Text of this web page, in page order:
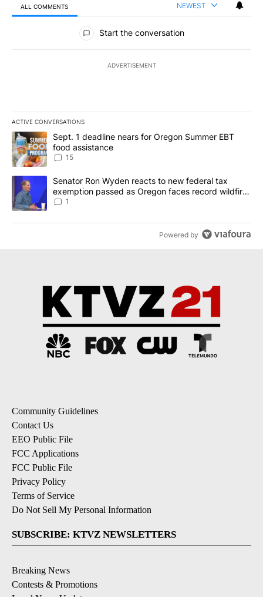
ALL COMMENTS NEWEST
All Comments
Start the conversation
ADVERTISEMENT
ACTIVE CONVERSATIONS
The following is a list of the most commented articles in the last
A trending article titled "Sept. 1 deadline nears for Oregon
Sept. 1 deadline nears for Oregon Summer EBT
food assistance
15
A trending article titled "Senator Ron Wyden reacts to new
Senator Ron Wyden reacts to new federal tax
exemption passed as Oregon faces record wildfire
season
1
Powered by
Community Guidelines
Contact Us
EEO Public File
FCC Applications
FCC Public File
Privacy Policy
Terms of Service
Do Not Sell My Personal Information
SUBSCRIBE: KTVZ NEWSLETTERS
Breaking News
Contests & Promotions